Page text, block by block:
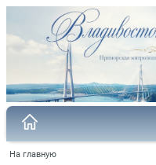
На главную